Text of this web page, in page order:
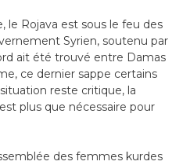
le Rojava est sous le feu des
Syrien, soutenu par
ait été trouvé entre Damas
ce dernier sappe certains
reste critique, la
plus que nécessaire pour
des femmes kurdes